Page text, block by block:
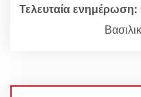
Τελευταία ενημέρωση: